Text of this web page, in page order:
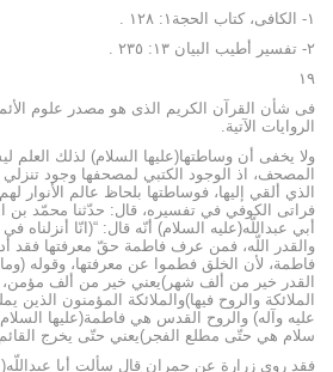
١- الكافى، كتاب الحجة١: ١٢٨ .
٢- تفسير أطيب البيان ١٣: ٢٣٥ .
١٩
فى شأن القرآن الكريم الذى هو مصدر علوم
الروايات الآتية.
ولا يخفى أن وساطتها(عليها السلام) لذلك
المصحف، اذ الوجود الكتبي لمصحفها وجود تنزلي
الذي ألقي إليها، فوساطتها بلحاظ عالم الأنوار
فراتى الكوفي في تفسيره، قال: حدّثنا محمّد بن
أبي عبداللّه(عليه السلام) أنّه قال: “(انّا أنزلناه في
والقدر اللّه، فمن عرف فاطمة حقّ معرفتها فقد
فاطمة، لأن الخلق فطموا عن معرفتها، وقوله (وما
القدر خير من ألف شهر)يعني خير من ألف مؤمن،
الملائكة والروح فيها)والملائكة المؤمنون
عليه وآله) والروح القدس هي فاطمة(عليها
سلام هي حتّى مطلع الفجر)يعني حتّى يخرج
فقد روى زرارة عن حمران قال سألت أبا